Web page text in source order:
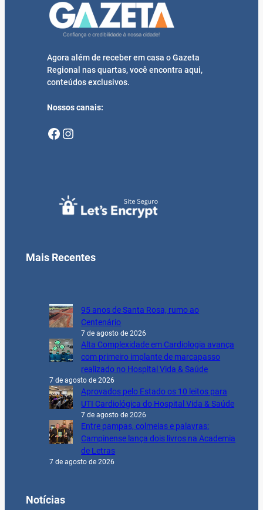
Agora além de receber em casa o Gazeta
Regional nas quartas, você encontra aqui,
conteúdos exclusivos.
Nossos canais:
Facebook Instagram
Mais Recentes
95 anos de Santa Rosa, rumo ao
Centenário
7 de agosto de 2026
Alta Complexidade em Cardiologia avança
com primeiro implante de marcapasso
realizado no Hospital Vida & Saúde
7 de agosto de 2026
Aprovados pelo Estado os 10 leitos para
UTI Cardiológica do Hospital Vida & Saúde
7 de agosto de 2026
Entre pampas, colmeias e palavras:
Campinense lança dois livros na Academia
de Letras
7 de agosto de 2026
Notícias